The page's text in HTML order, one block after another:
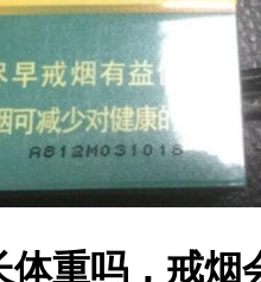
体重吗，戒烟